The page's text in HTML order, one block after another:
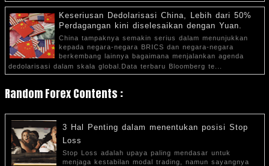
Keseriusan Dedolarisasi China, Lebih dari 50%
Perdagangan kini diselesaikan dengan Yuan.
China tampaknya semakin serius dalam menunjukkan
kepada negara-negara BRICS dan negara-negara
berkembang lainnya bagaimana menjalankan agenda
dedolarisasi dalam skala global.Data terbaru Bloomberg te...
Random Forex Contents :
3 Hal Penting dalam menentukan posisi Stop
Loss
Stop Loss adalah upaya paling mendasar untuk
menjaga kestabilan modal trading, namun sayangnya